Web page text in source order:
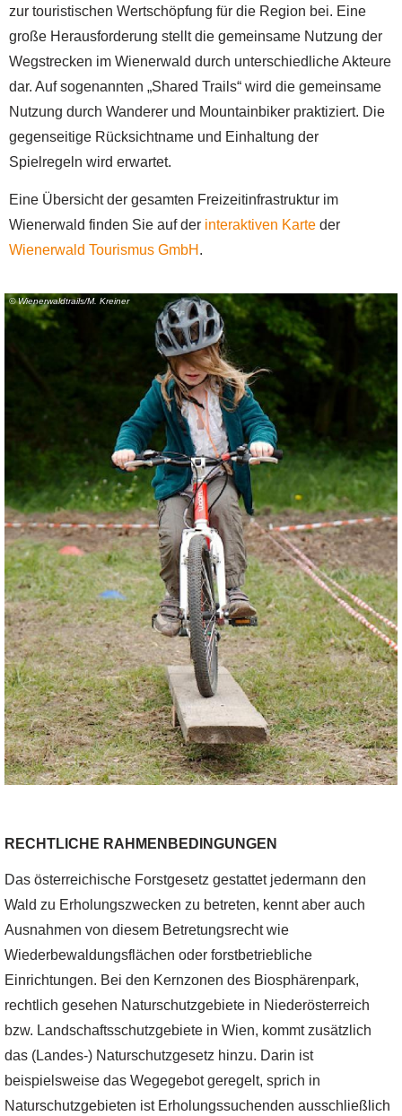
zur touristischen Wertschöpfung für die Region bei. Eine
große Herausforderung stellt die gemeinsame Nutzung der
Wegstrecken im Wienerwald durch unterschiedliche Akteure
dar. Auf sogenannten „Shared Trails“ wird die gemeinsame
Nutzung durch Wanderer und Mountainbiker praktiziert. Die
gegenseitige Rücksichtname und Einhaltung der
Spielregeln wird erwartet.
Eine Übersicht der gesamten Freizeitinfrastruktur im
Wienerwald finden Sie auf der interaktiven Karte der
Wienerwald Tourismus GmbH .
© Wienerwaldtrails/M. Kreiner
RECHTLICHE RAHMENBEDINGUNGEN
Das österreichische Forstgesetz gestattet jedermann den
Wald zu Erholungszwecken zu betreten, kennt aber auch
Ausnahmen von diesem Betretungsrecht wie
Wiederbewaldungsflächen oder forstbetriebliche
Einrichtungen. Bei den Kernzonen des Biosphärenpark,
rechtlich gesehen Naturschutzgebiete in Niederösterreich
bzw. Landschaftsschutzgebiete in Wien, kommt zusätzlich
das (Landes-) Naturschutzgesetz hinzu. Darin ist
beispielsweise das Wegegebot geregelt, sprich in
Naturschutzgebieten ist Erholungssuchenden ausschließlich